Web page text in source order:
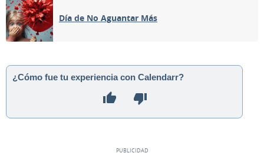
Día de No Aguantar Más
¿Cómo fue tu experiencia con Calendarr?